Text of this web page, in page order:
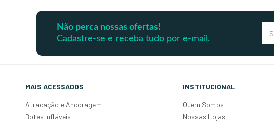
Não perca nossas ofertas!
Cadastre-se e receba tudo por e-mail.
MAIS ACESSADOS
Atracação e Ancoragem
Botes Infláveis
INSTITUCIONAL
Quem Somos
Nossas Lojas